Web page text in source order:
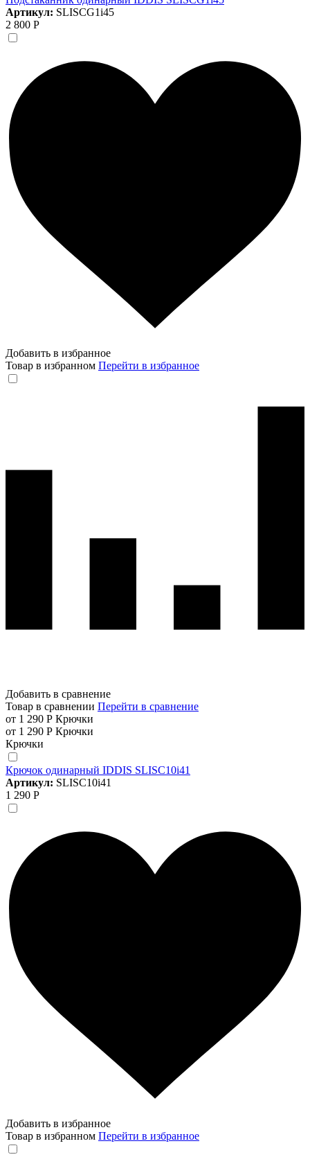
Артикул: SLISCG1i45
2 800 Р
Добавить в избранное
Товар в избранном Перейти в избранное
Добавить в сравнение
Товар в сравнении Перейти в сравнение
от 1 290 Р Крючки
от 1 290 Р Крючки
Крючки
Крючок одинарный IDDIS SLISC10i41
Артикул: SLISC10i41
1 290 Р
Добавить в избранное
Товар в избранном Перейти в избранное